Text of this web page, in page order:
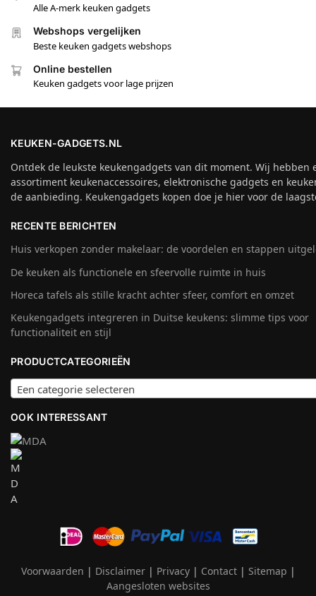
Alle A-merk keuken gadgets
Webshops vergelijken
Beste keuken gadgets webshops
Online bestellen
Keuken gadgets voor lage prijzen
KEUKEN-GADGETS.NL
Ontdek de leukste keukengadgets van dit moment. Wij hebben
assortiment keukenaccessoires, elektronische gadgets en
de aanbieding. Keukengadgets kopen doe je hier voor de
RECENTE BERICHTEN
Huis verkopen zonder makelaar: de voordelen en stappen
De keuken als functionele en sfeervolle ruimte in huis
Horeca tafels als stille kracht achter sfeer, comfort en omzet
Keukengadgets integreren in Duitse keukens: slimme tips voor
functionaliteit en stijl
PRODUCTCATEGORIEËN
Een categorie selecteren
OOK INTERESSANT
Voorwaarden | Disclaimer| Privacy| Contact| Sitemap |
Aangesloten websites